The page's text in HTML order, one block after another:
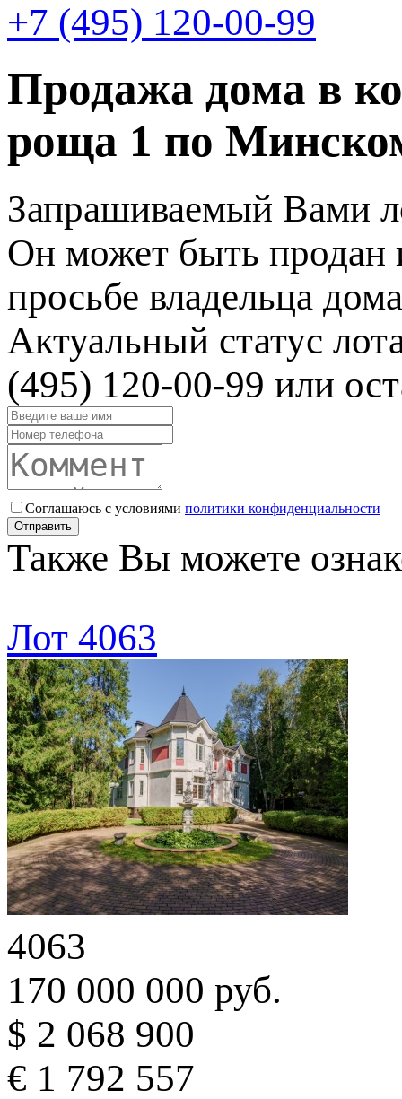
+7 (495) 120-00-99
Продажа дома в
роща 1 по
Запрашиваемый Вами
Он может быть продан
просьбе владельца
Актуальный статус
(495) 120-00-99 или
Соглашаюсь с условиями политики конфиденциальности
Отправить
Также Вы можете
Лот 4063
4063
170 000 000 руб.
$ 2 068 900
€ 1 792 557